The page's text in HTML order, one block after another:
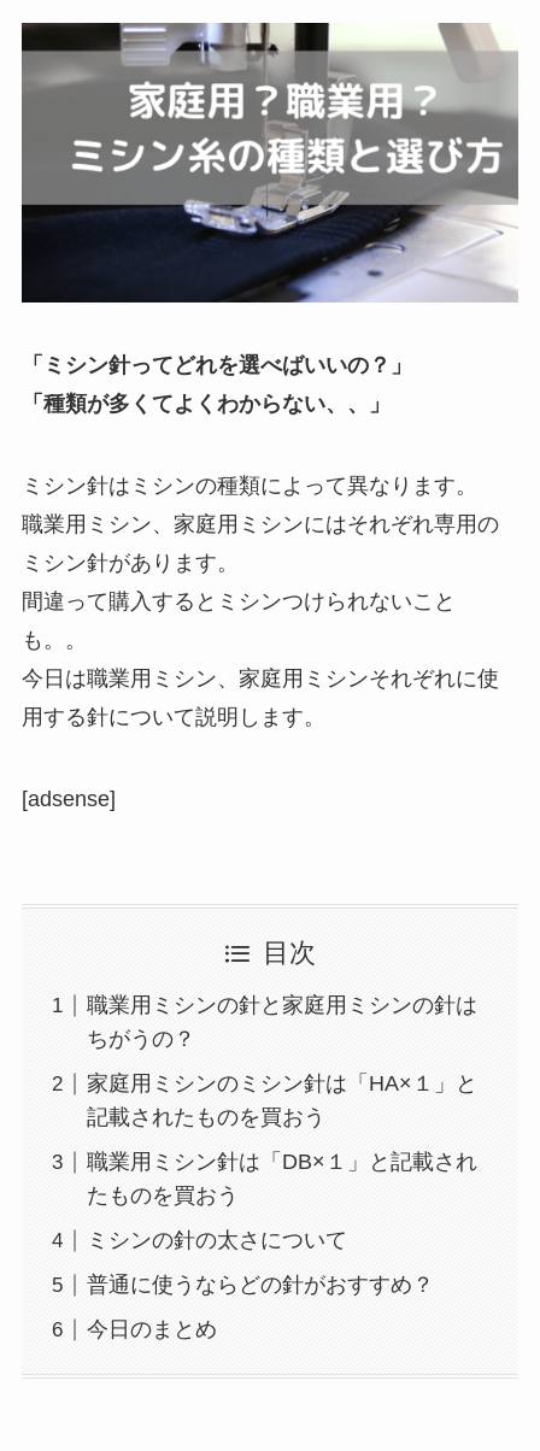
「ミシン針ってどれを選べばいいの？」
「種類が多くてよくわからない、、」
ミシン針はミシンの種類によって異なります。
職業用ミシン、家庭用ミシンにはそれぞれ専用の
ミシン針があります。
間違って購入するとミシンつけられないこと
も。。
今日は職業用ミシン、家庭用ミシンそれぞれに使
用する針について説明します。
[adsense]
目次
職業用ミシンの針と家庭用ミシンの針は
ちがうの？
家庭用ミシンのミシン針は「HA×１」と
記載されたものを買おう
職業用ミシン針は「DB×１」と記載され
たものを買おう
ミシンの針の太さについて
普通に使うならどの針がおすすめ？
今日のまとめ